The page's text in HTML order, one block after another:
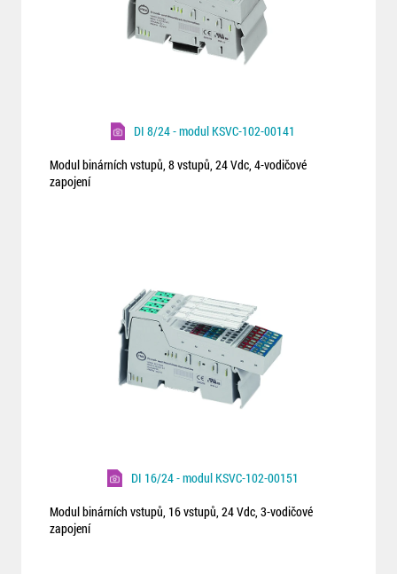
DI 8/24 - modul KSVC-102-00141
Modul binárních vstupů, 8 vstupů, 24 Vdc, 4-vodičové
zapojení
DI 16/24 - modul KSVC-102-00151
Modul binárních vstupů, 16 vstupů, 24 Vdc, 3-vodičové
zapojení